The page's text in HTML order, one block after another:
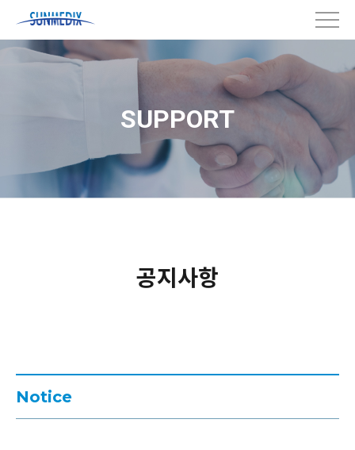
SUPPORT
공지사항
Notice